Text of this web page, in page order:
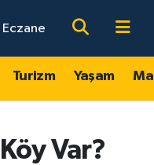
Turizm Yaşam
Var?